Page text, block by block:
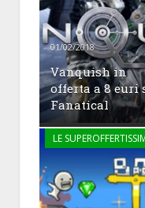
01/02/2018
Vanquish in
offerta a 8 euri
Fanatical
LE